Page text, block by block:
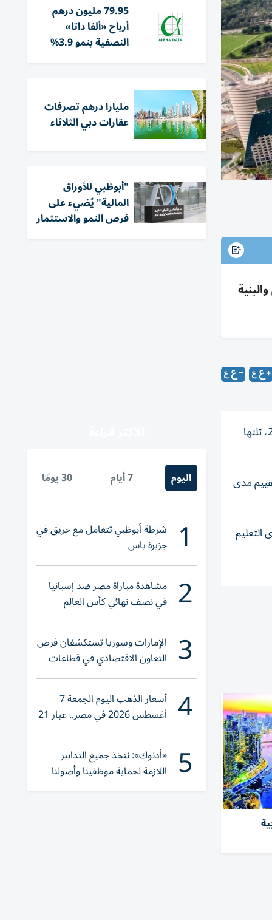
والتعليم والبنية
صنّفت مجلة «الإيكونوميست»، مدينة أبوظبي في المرتبة الأولى على مستوى الشرق الأوسط كأفضل مدينة للعيش في عام 2026، تلتها
مدى
79.95 مليون درهم
أرباح «ألفا داتا»
النصفية بنمو 3.9%
مليارا درهم تصرفات
عقارات دبي الثلاثاء
"أبوظبي للأوراق
المالية" يُضيء على
فرص النمو والاستثمار
اليوم 7 أيام 30 يومًا
1 شرطة أبوظبي تتعامل مع حريق في
جزيرة ياس
2 مشاهدة مباراة مصر ضد إسبانيا
في نصف نهائي كأس العالم
لناشئات اليد 2026
3 الإمارات وسوريا تستكشفان فرص
التعاون الاقتصادي في قطاعات
حيوية
4 أسعار الذهب اليوم الجمعة 7
أغسطس 2026 في مصر.. عيار 21
يقترب من هذا الرقم
5 «أدنوك»: نتخذ جميع التدابير
اللازمة لحماية موظفينا وأصولنا